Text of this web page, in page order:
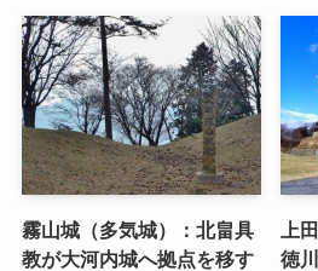
霧山城（多気城）：北畠具
教が大河内城へ拠点を移す
上
徳